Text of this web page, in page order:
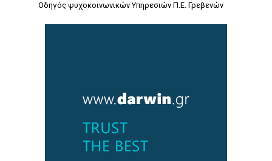
Οδηγός ψυχοκοινωνικών Υπηρεσιών Π.Ε. Γρεβενών